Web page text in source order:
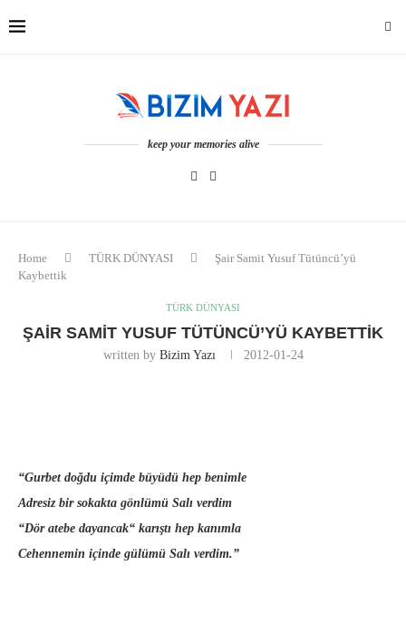
keep your memories alive
Home TÜRK DÜNYASI
Şair Samit Yusuf Tütüncü’yü
Kaybettik
TÜRK DÜNYASI
ŞAIR SAMIT YUSUF TÜTÜNCÜ’YÜ KAYBETTIK
written by Bizim Yazı 2012-01-24
“Gurbet doğdu içimde büyüdü hep benimle
Adresiz bir sokakta gönlümü Salı verdim
“Dör atebe dayancak“ karıştı hep kanımla
Cehennemin içinde gülümü Salı verdim.”